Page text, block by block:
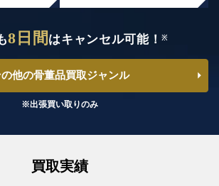
8日間 はキャンセル可能！※
の他の骨董品買取ジャンル
※出張買い取りのみ
買取実績